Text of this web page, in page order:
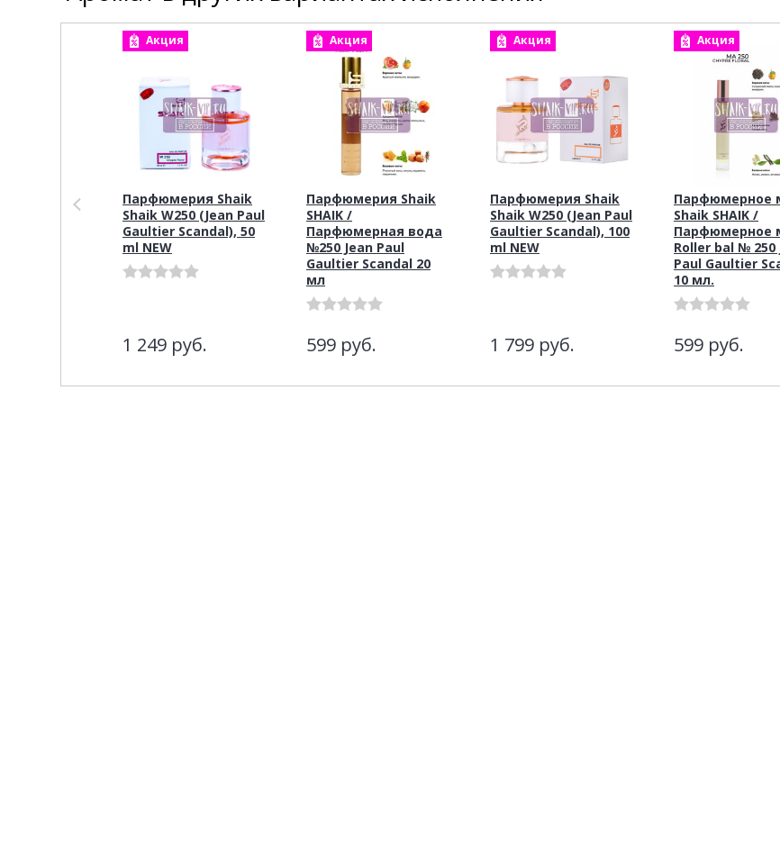
Акция
Парфюмерия Shaik
Shaik W250 (Jean Paul
Gaultier Scandal), 50
ml NEW
1 249 руб.
Акция
Парфюмерия Shaik
SHAIK /
Парфюмерная вода
№250 Jean Paul
Gaultier Scandal 20
мл
599 руб.
Акция
Парфюмерия Shaik
Shaik W250 (Jean Paul
Gaultier Scandal), 100
ml NEW
1 799 руб.
Акция
Парфюмерное
Shaik SHAIK /
Парфюмерное
Roller bal № 250
Paul Gaultier
10 мл.
599 руб.